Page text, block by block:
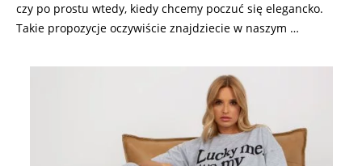
czy po prostu wtedy, kiedy chcemy poczuć się elegancko.
Takie propozycje oczywiście znajdziecie w naszym …